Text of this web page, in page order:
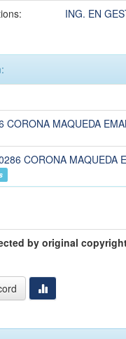
ING. EN
CORONA MAQUEDA
CORONA MAQUEDA
by original